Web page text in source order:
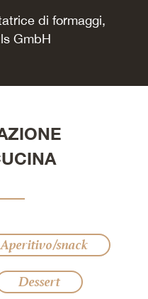
di formaggi,
GmbH
Aperitivo/snack
Dessert